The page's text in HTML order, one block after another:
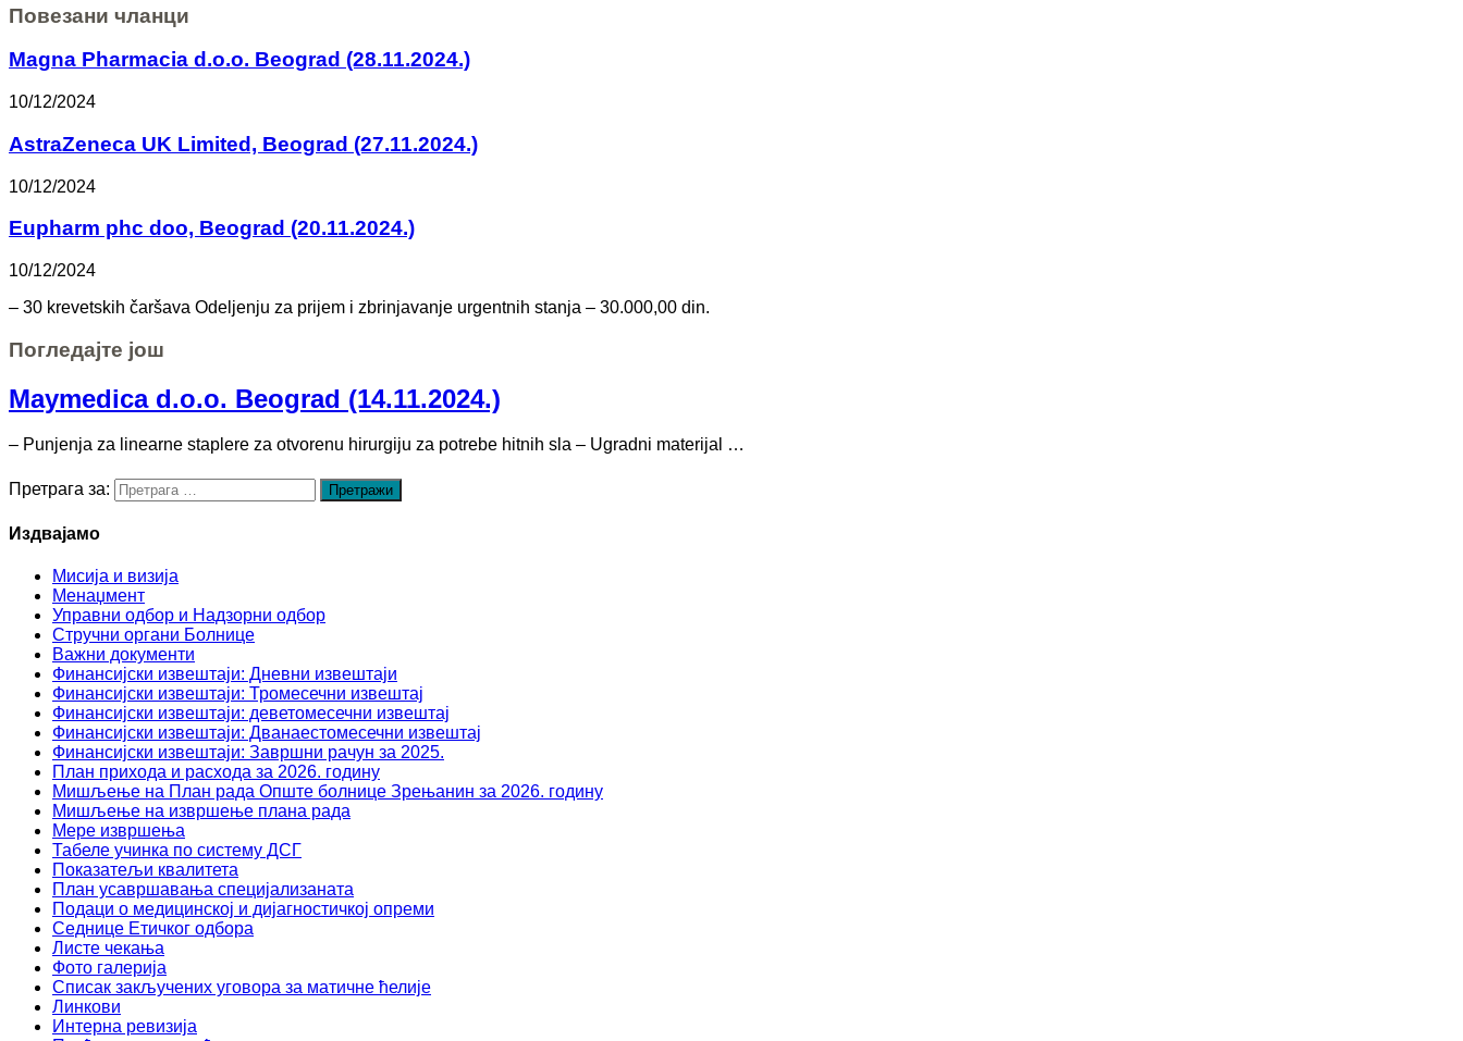
Повезани чланци
Magna Pharmacia d.o.o. Beograd (28.11.2024.)
10/12/2024
AstraZeneca UK Limited, Beograd (27.11.2024.)
10/12/2024
Eupharm phc doo, Beograd (20.11.2024.)
10/12/2024
– 30 krevetskih čaršava Odeljenju za prijem i zbrinjavanje urgentnih stanja – 30.000,00 din.
Погледајте још
Maymedica d.o.o. Beograd (14.11.2024.)
– Punjenja za linearne staplere za otvorenu hirurgiju za potrebe hitnih sla – Ugradni materijal …
Претрага за:
Издвајамо
Мисија и визија
Менаџмент
Управни одбор и Надзорни одбор
Стручни органи Болнице
Важни документи
Финансијски извештаји: Дневни извештаји
Финансијски извештаји: Тромесечни извештај
Финансијски извештаји: деветомесечни извештај
Финансијски извештаји: Дванаестомесечни извештај
Финансијски извештаји: Завршни рачун за 2025.
План прихода и расхода за 2026. годину
Мишљење на План рада Опште болнице Зрењанин за 2026. годину
Мишљење на извршење плана рада
Мере извршења
Табеле учинка по систему ДСГ
Показатељи квалитета
План усавршавања специјализаната
Подаци о медицинској и дијагностичкој опреми
Седнице Етичког одбора
Листе чекања
Фото галерија
Списак закључених уговора за матичне ћелије
Линкови
Интерна ревизија